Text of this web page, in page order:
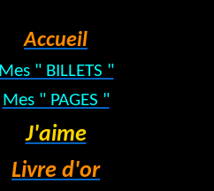
Accueil
Mes " BILLETS "
Mes " PAGES "
J'aime
Livre d'or